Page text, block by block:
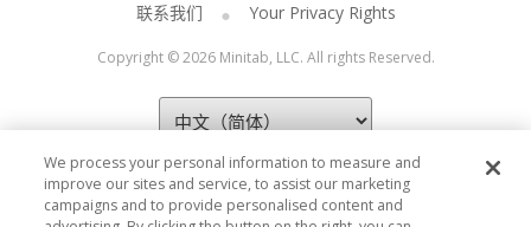
联系我们
Your Privacy Rights
Copyright © 2026 Minitab, LLC. All rights Reserved.
We process your personal information to measure and
improve our sites and service, to assist our marketing
campaigns and to provide personalised content and